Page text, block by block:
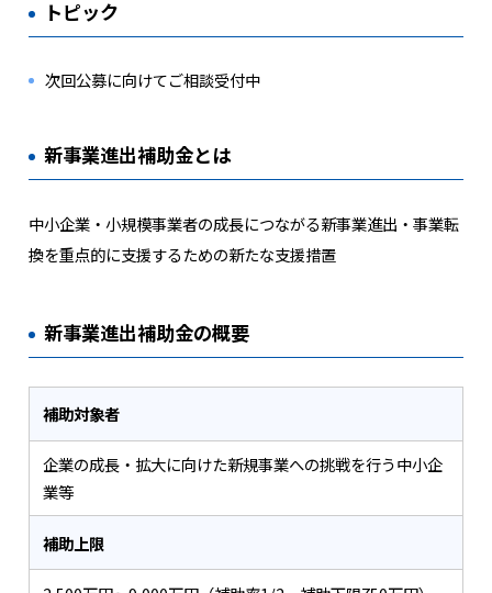
トピック
次回公募に向けてご相談受付中
新事業進出補助金とは
中小企業・小規模事業者の成長につながる新事業進出・事業転
換を重点的に支援するための新たな支援措置
新事業進出補助金の概要
補助対象者
企業の成長・拡大に向けた新規事業への挑戦を行う中小企
業等
補助上限